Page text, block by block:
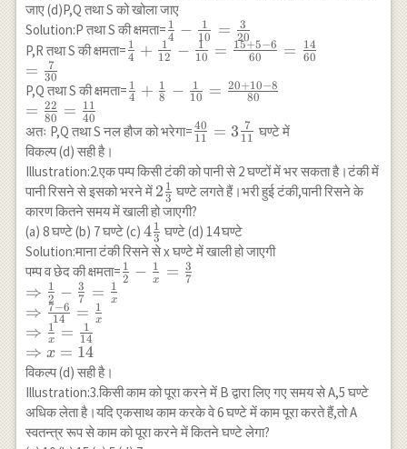
जाए (d)P,Q तथा S को खोला जाए
Solution:P तथा S की क्षमता=\frac{1}{4}-
\frac{1}
{10}=\frac{3}
{20}
4
1 − 10
1 = 20
3
P,R तथा S की क्षमता=\frac{1}
{12}-\frac{1}
{10}=\frac{15+5-
6}{60}=\frac{14}
{60} \\ =\frac{7}
{30}
4
1 + 12
1 − 10
1 = 60
15+5−6 = 60
14
= 30
7
P,Q तथा S की क्षमता=\frac{1}
\frac{1}
{10}=\frac{20+10-
8}{80} \\
=\frac{22}
{80}=\frac{11}
{40}
4
1 + 8
1 − 10
1 = 80
20+10−8
= 80
22 = 40
11
अतः P,Q तथा S नल हौज को भरेगा=\frac{40}
\frac{7}
{11}
11
40 = 3 11
7
घण्टे में
विकल्प (d) सही है।
Illustration:2.एक पम्प किसी टंकी को पानी से 2 घण्टों में भर सकता है।टंकी में
पानी रिसने से इसको भरने में 2
\frac{1}
{3}
2 3
1 घण्टे लगते हैं।भरी हुई टंकी,पानी रिसने के
कारण कितने समय में खाली हो जाएगी?
(a) 8 घण्टे (b) 7 घण्टे (c) 4
\frac{1}
{3}
43
1 घण्टे (d) 14 घण्टे
Solution:माना टंकी रिसने से x घण्टे में खाली हो जाएगी
पम्प व छेद की क्षमता=\frac{1}{2}-
\frac{3}
{7}=\frac{1}
{x} \\
\Rightarrow
2
1 − x
1 = 7
3
⇒ 2
1 − 7
3 = x
1
⇒ 14
7−6 = x
1
⇒ x
1 = 14
1
⇒ x = 14
विकल्प (d) सही है।
Illustration:3.किसी काम को पूरा करने में B द्वारा लिए गए समय से A,5 घण्टे
अधिक लेता है।यदि एकसाथ काम करके वे 6 घण्टे में काम पूरा करते हैं,तो A
स्वतन्त्र रूप से काम को पूरा करने में कितने घण्टे लेगा?